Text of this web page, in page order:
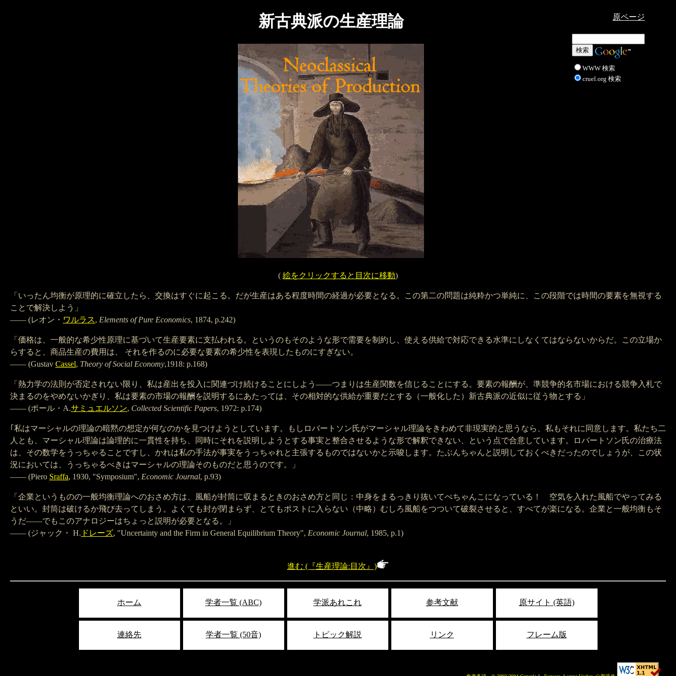
原ページ
WWW 検索
cruel.org 検索
新古典派の生産理論
( 絵をクリックすると目次に移動)
「いったん均衡が原理的に確立したら、交換はすぐに起こる。だが生産はある程度時間の経過が必要となる。この第二の問題は純粋かつ単純に、この段階では時間の要素を無視する
ことで解決しよう」
—— (レオン・ ワルラス, Elements of Pure Economics, 1874, p.242)
「価格は、一般的な希少性原理に基づいて生産要素に支払われる。というのもそのような形で需要を制約し、使える供給で対応できる水準にしなくてはならないからだ。この立場か
らすると、商品生産の費用は、 それを作るのに必要な要素の希少性を表現したものにすぎない。
—— (Gustav Cassel, Theory of Social Economy,1918: p.168)
「熱力学の法則が否定されない限り、私は産出を投入に関連づけ続けることにしよう——つまりは生産関数を信じることにする。要素の報酬が、準競争的名市場における競争入札で
決まるのをやめないかぎり、私は要素の市場の報酬を説明するにあたっては、その相対的な供給が重要だとする（一般化した）新古典派の近似に従う物とする」
—— (ポール・A.サミュエルソン, Collected Scientific Papers, 1972: p.174)
｢私はマーシャルの理論の暗黙の想定が何なのかを見つけようとしています。もしロバートソン氏がマーシャル理論をきわめて非現実的と思うなら、私もそれに同意します。私たち二
人とも、マーシャル理論は論理的に一貫性を持ち、同時にそれを説明しようとする事実と整合させるような形で解釈できない、という点で合意しています。ロバートソン氏の治療法
は、その数学をうっちゃることですし、かれは私の手法が事実をうっちゃれと主張するものではないかと示唆します。たぶんちゃんと説明しておくべきだったのでしょうが、この状
況においては、うっちゃるべきはマーシャルの理論そのものだと思うのです。」
—— (Piero Sraffa, 1930, "Symposium", Economic Journal, p.93)
「企業というものの一般均衡理論へのおさめ方は、風船が封筒に収まるときのおさめ方と同じ：中身をまるっきり抜いてぺちゃんこになっている！ 空気を入れた風船でやってみる
といい。封筒は破けるか飛び去ってしまう。よくても封が閉まらず、とてもポストに入らない（中略）むしろ風船をつついて破裂させると、すべてが楽になる。企業と一般均衡もそ
うだ——でもこのアナロジーはちょっと説明が必要となる。」
—— (ジャック・ H. ドレーズ, "Uncertainty and the Firm in General Equilibrium Theory", Economic Journal, 1985, p.1)
進む (『生産理論:目次』)
ホーム 学者一覧 (ABC) 学派あれこれ 参考文献 原サイト (英語)
連絡先 学者一覧 (50音) トピック解説 リンク フレーム版